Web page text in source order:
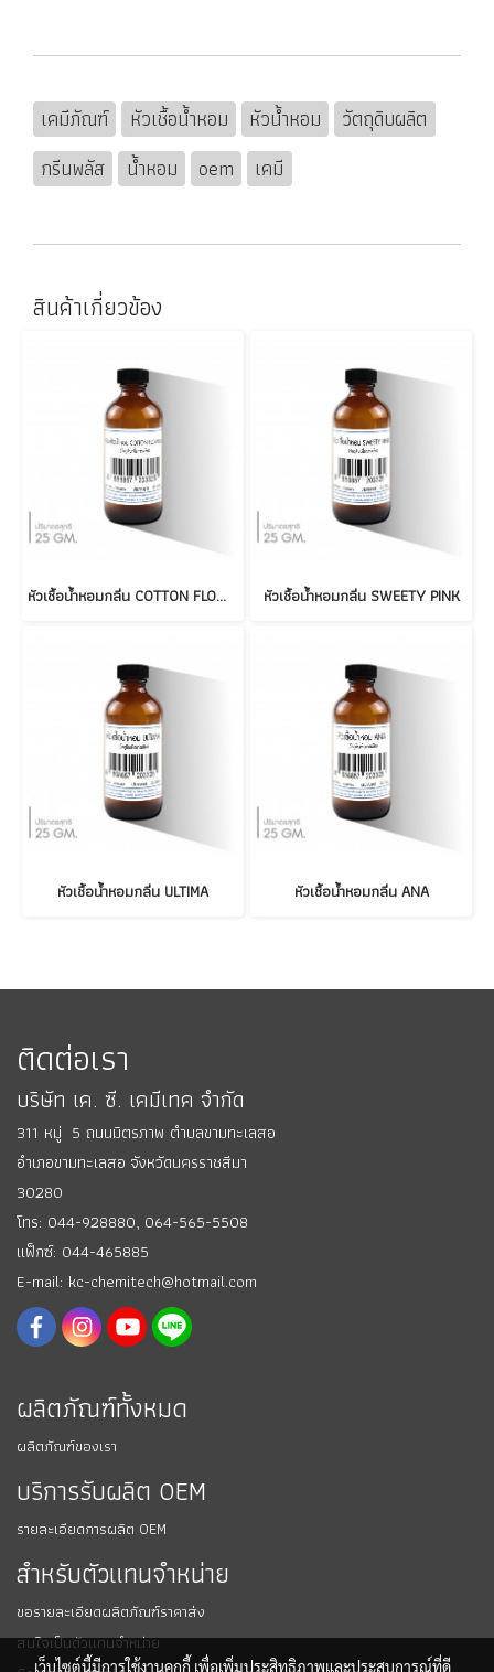
เคมีภัณฑ์ หัวเชื้อน้ำหอม หัวน้ำหอม
วัตถุดิบผลิต
กรีนพลัส
น้ำหอม oem เคมี
สินค้าเกี่ยวข้อง
หัวเชื้อน้ำหอมกลิ่น COTTON FLOWER หัวเชื้อน้ำหอมกลิ่น SWEETY PINK
หัวเชื้อน้ำหอมกลิ่น ULTIMA หัวเชื้อน้ำหอมกลิ่น ANA
ติดต่อเรา
บริษัท เค. ซี. เคมีเทค จำกัด
311 หมู่ 5 ถนนมิตรภาพ ตำบลขามทะเลสอ
อำเภอขามทะเลสอ จังหวัดนครราชสีมา
30280
โทร: 044-928880, 064-565-5508
แฟ็กซ์: 044-465885
E-mail: kc-chemitech@hotmail.com
ผลิตภัณฑ์ทั้งหมด
ผลิตภัณฑ์ของเรา
บริการรับผลิต OEM
รายละเอียดการผลิต OEM
สำหรับตัวแทนจำหน่าย
ขอรายละเอียดผลิตภัณฑ์ราคาส่ง
สนใจเป็นตัวแทนจำหน่าย
เว็บไซต์นี้มีการใช้งานคุกกี้ เพื่อเพิ่มประสิทธิภาพและประสบการณ์ที่ดี